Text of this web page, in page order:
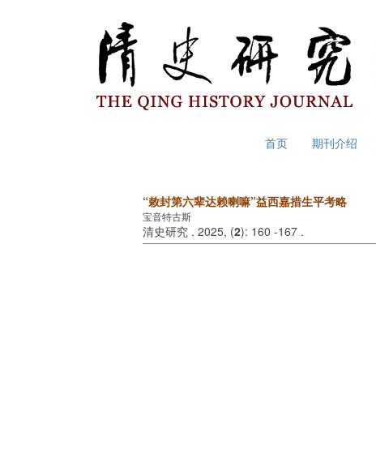
首页 期刊介绍
“敕封第六辈达赖喇嘛”益西嘉措生平考略
宝音特古斯
清史研究 . 2025, (2): 160 -167 .